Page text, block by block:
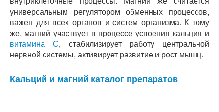
универсальным регулятором обменных процессов,
важен для всех органов и систем организма. К тому
же, магний участвует в процессе усвоения кальция и
витамина С, стабилизирует работу центральной
нервной системы, активирует развитие и рост мышц.
Кальций и магний каталог препаратов